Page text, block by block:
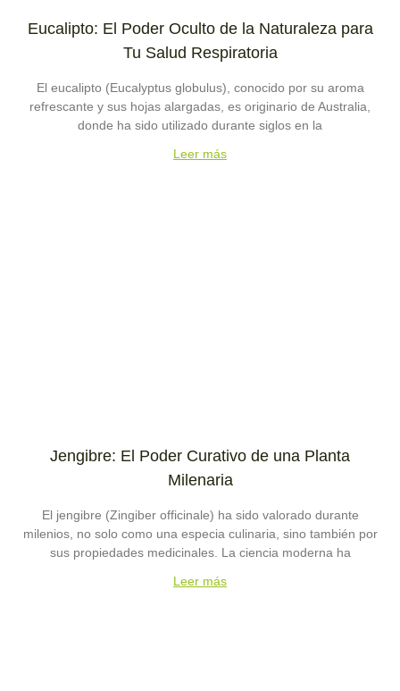
Eucalipto: El Poder Oculto de la Naturaleza para
Tu Salud Respiratoria
El eucalipto (Eucalyptus globulus), conocido por su aroma
refrescante y sus hojas alargadas, es originario de Australia,
donde ha sido utilizado durante siglos en la
Leer más
Jengibre: El Poder Curativo de una Planta
Milenaria
El jengibre (Zingiber officinale) ha sido valorado durante
milenios, no solo como una especia culinaria, sino también por
sus propiedades medicinales. La ciencia moderna ha
Leer más